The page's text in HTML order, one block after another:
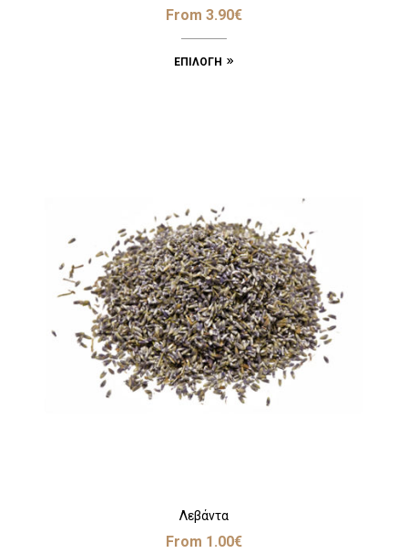
From 3.90€
ΕΠΙΛΟΓΉ
Λεβάντα
From 1.00€